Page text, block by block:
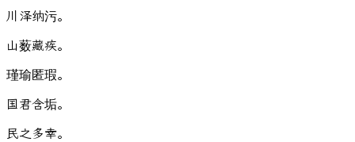
川 泽纳污。
山薮藏疾。
瑾瑜匿瑕。
国君含垢。
民之多幸。